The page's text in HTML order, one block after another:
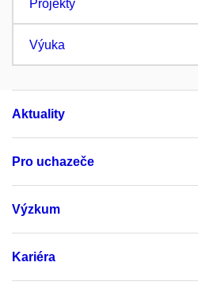
Projekty
Výuka
Aktuality
Pro uchazeče
Výzkum
Kariéra